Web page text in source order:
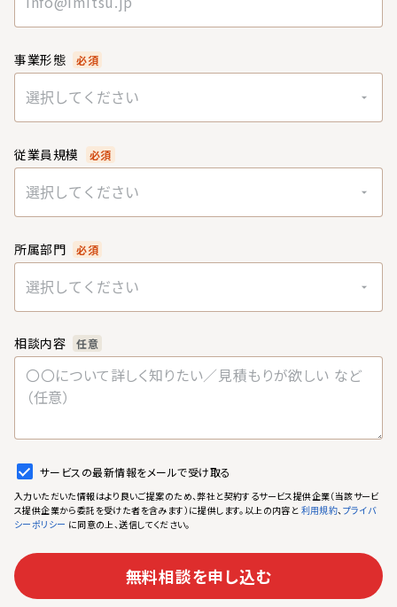
事業形態 必須
選択してください
従業員規模 必須
選択してください
所属部門 必須
選択してください
相談内容 任意
サービスの最新情報をメールで受け取る
入力いただいた情報はより良いご提案のため、弊社と契約するサービス提供企業（当該サービ
ス提供企業から委託を受けた者を含みます）に提供します。以上の内容と 利用規約、プライバ
シーポリシー に同意の上、送信してください。
無料相談を申し込む